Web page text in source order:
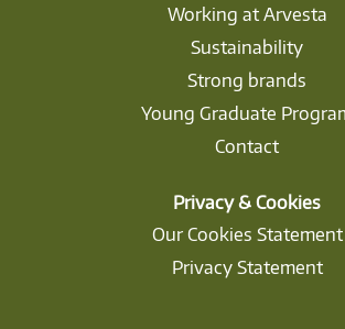
Working at Arvesta
Sustainability
Strong brands
Young Graduate
Contact
Privacy & Cookies
Our Cookies Statement
Privacy Statement